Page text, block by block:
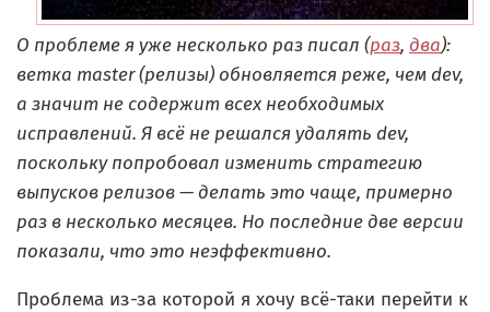
О проблеме я уже несколько раз писал (раз, два):
ветка master (релизы) обновляется реже, чем dev,
а значит не содержит всех необходимых
исправлений. Я всё не решался удалять dev,
поскольку попробовал изменить стратегию
выпусков релизов — делать это чаще, примерно
раз в несколько месяцев. Но последние две версии
показали, что это неэффективно.
Проблема из-за которой я хочу всё-таки перейти к